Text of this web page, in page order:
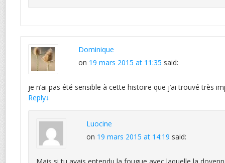
Dominique
on 19 mars 2015 at 11:35 said:
je n’ai pas été sensible à cette histoire que j’ai trouvé très
Reply↓
Luocine
on 19 mars 2015 at 14:19 said: